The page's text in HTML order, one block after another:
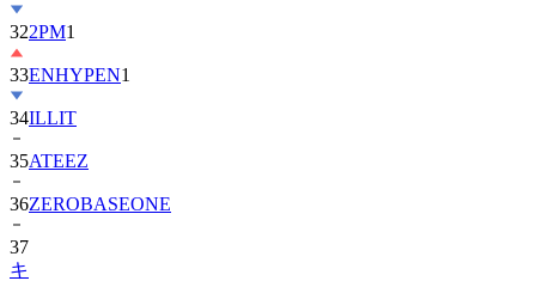
322PM1
33ENHYPEN1
34ILLIT
35ATEEZ
36ZEROBASEONE
37
キ